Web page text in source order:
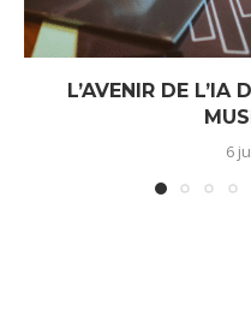
L’AVENIR DE L’IA
6